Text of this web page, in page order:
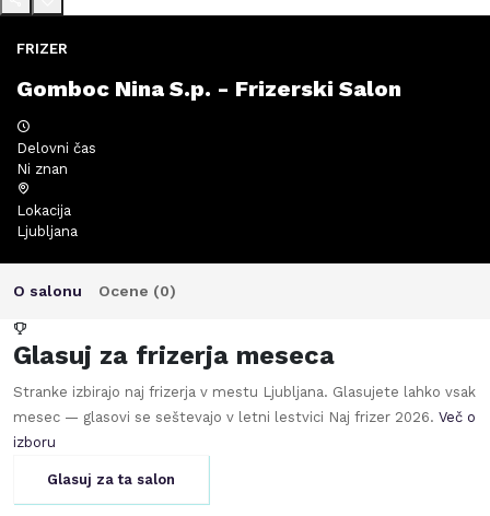
FRIZER
Gomboc Nina S.p. - Frizerski Salon
Delovni čas
Ni znan
Lokacija
Ljubljana
O salonu Ocene (0)
Glasuj za frizerja meseca
Stranke izbirajo naj frizerja v mestu Ljubljana. Glasujete lahko vsak
mesec — glasovi se seštevajo v letni lestvici Naj frizer 2026. Več o
izboru
Glasuj za ta salon